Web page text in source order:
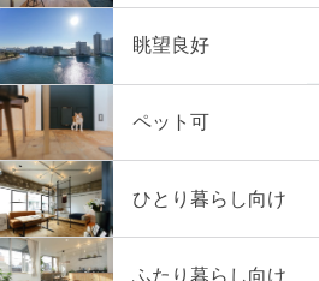
眺望良好
ペット可
ひとり暮らし向け
ふたり暮らし向け